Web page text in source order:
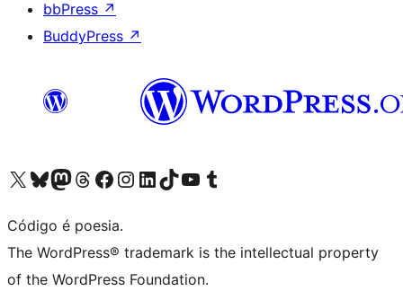
bbPress ↗
BuddyPress ↗
Visite a nossa conta X (antigo Twitter)
Visit our Bluesky account
Visit our Mastodon account
Visit our Threads account
Visite a nossa página do Facebook
Visite a nossa conta no Instagram
Visite a nossa conta no LinkedIn
Visit our TikTok account
Visit our YouTube channel
Visit our Tumblr account
Código é poesia.
The WordPress® trademark is the intellectual property
of the WordPress Foundation.